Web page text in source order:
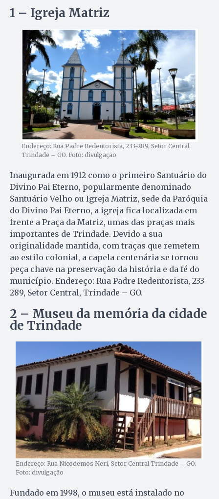
1 – Igreja Matriz
Endereço: Rua Padre Redentorista, 233-289, Setor Central,
Trindade – GO. Foto: divulgação
Inaugurada em 1912 como o primeiro Santuário do
Divino Pai Eterno, popularmente denominado
Santuário Velho ou Igreja Matriz, sede da Paróquia
do Divino Pai Eterno, a igreja fica localizada em
frente a Praça da Matriz, umas das praças mais
importantes de Trindade. Devido a sua
originalidade mantida, com traças que remetem
ao estilo colonial, a capela centenária se tornou
peça chave na preservação da história e da fé do
município. Endereço: Rua Padre Redentorista, 233-
289, Setor Central, Trindade – GO.
2 – Museu da memória da cidade
de Trindade
Endereço: Rua Nicodemos Neri, Setor Central Trindade – GO.
Foto: divulgação
Fundado em 1998, o museu está instalado no